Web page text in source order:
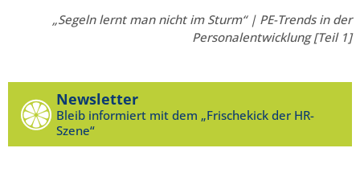
„Segeln lernt man nicht im Sturm“ | PE-Trends in der
Personalentwicklung [Teil 1]
Newsletter
Bleib informiert mit dem „Frischekick der HR-
Szene“